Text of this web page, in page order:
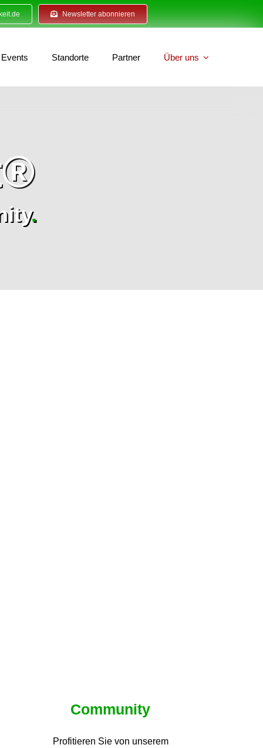
Newsletter abonnieren
Events Standorte Partner Über uns
.
Community
Profitieren Sie von unserem